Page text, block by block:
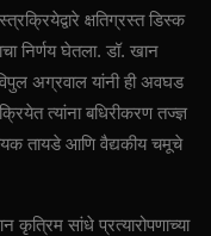
क्षतिग्रस्त डिस्क
निर्णय घेतला. डॉ. खान
अग्रवाल यांनी ही अवघड
त्यांना बधिरीकरण तज्ज्ञ
तायडे आणि वैद्यकीय चमूचे
कृत्रिम सांधे प्रत्यारोपणाच्या